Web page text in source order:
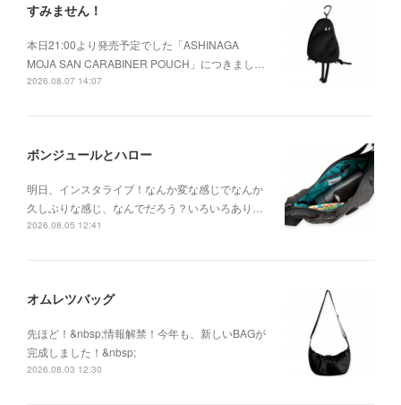
すみません！
本日21:00より発売予定でした「ASHINAGA
MOJA SAN CARABINER POUCH」につきまし…
2026.08.07 14:07
ボンジュールとハロー
明日、インスタライブ！なんか変な感じでなんか
久しぶりな感じ、なんでだろう？いろいろあり…
2026.08.05 12:41
オムレツバッグ
先ほど！&nbsp;情報解禁！今年も、新しいBAGが
完成しました！&nbsp;
2026.08.03 12:30